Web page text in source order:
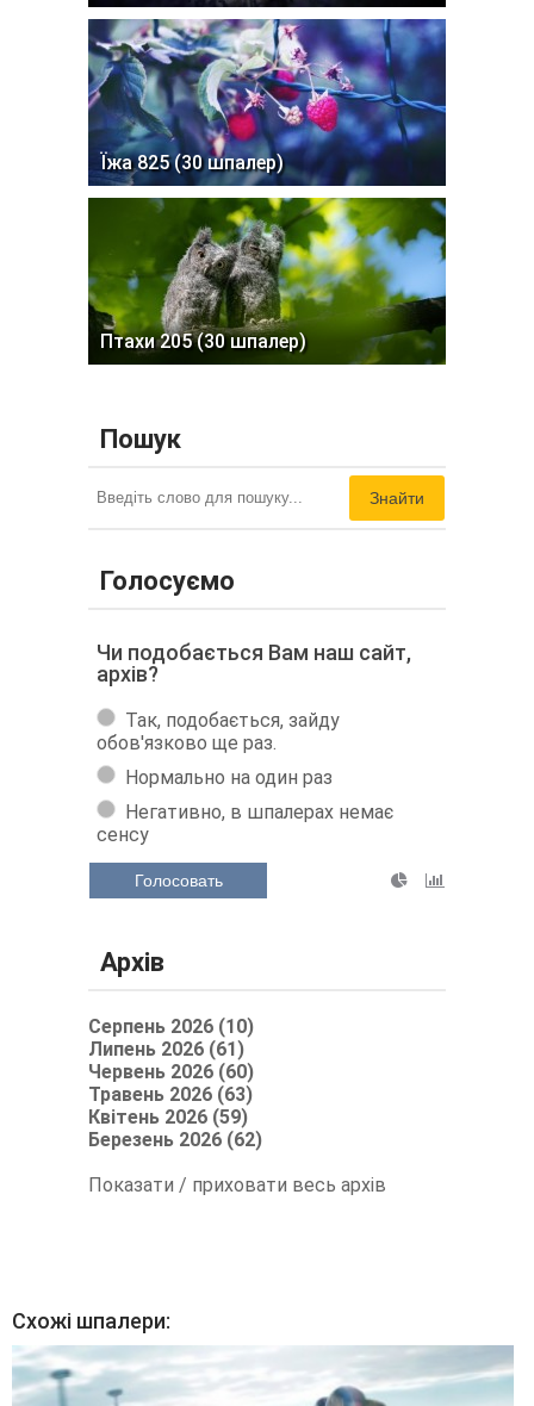
Їжа 825 (30 шпалер)
Птахи 205 (30 шпалер)
Пошук
Знайти
Голосуємо
Чи подобається Вам наш сайт,
архів?
Так, подобається, зайду
обов'язково ще раз.
Нормально на один раз
Негативно, в шпалерах немає
сенсу
Голосовать
Архів
Серпень 2026 (10)
Липень 2026 (61)
Червень 2026 (60)
Травень 2026 (63)
Квітень 2026 (59)
Березень 2026 (62)
Показати / приховати весь архів
Схожі шпалери: